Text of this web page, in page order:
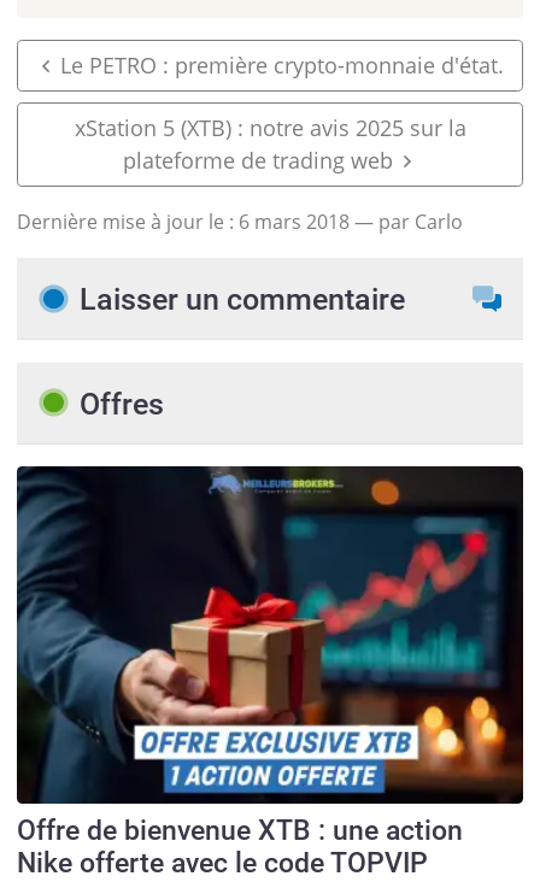
Le PETRO : première crypto-monnaie d'état.
xStation 5 (XTB) : notre avis 2025 sur la
plateforme de trading web
Dernière mise à jour le : 6 mars 2018— par Carlo
Laisser un commentaire
Offres
Offre de bienvenue XTB : une action
Nike offerte avec le code TOPVIP